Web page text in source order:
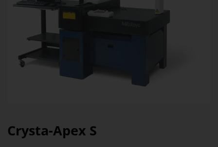
Crysta-Apex S